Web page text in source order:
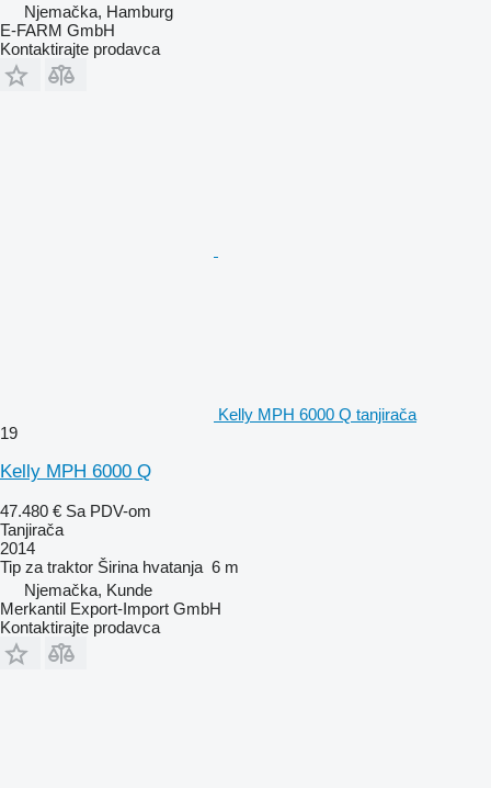
Njemačka, Hamburg
E-FARM GmbH
Kontaktirajte prodavca
Kelly MPH 6000 Q tanjirača
19
Kelly MPH 6000 Q
47.480 € Sa PDV-om
Tanjirača
2014
Tip za traktor Širina hvatanja 6 m
Njemačka, Kunde
Merkantil Export-Import GmbH
Kontaktirajte prodavca